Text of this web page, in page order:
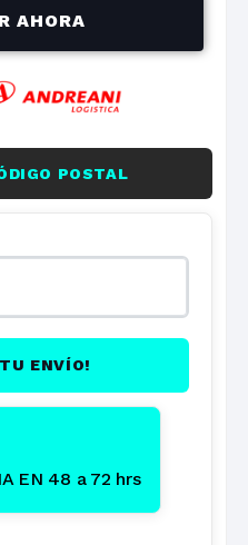
AHORA
POSTAL
ENVÍO!
EN 48 a 72 hrs